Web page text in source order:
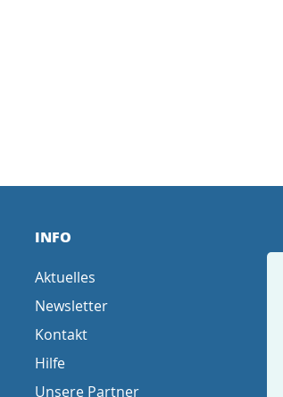
INFO
Aktuelles
Newsletter
Kontakt
Hilfe
Unsere Partner